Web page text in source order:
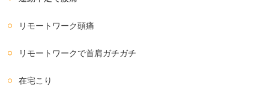
リモートワーク頭痛
リモートワークで首肩ガチガチ
在宅こり